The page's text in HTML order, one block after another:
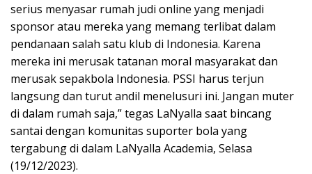
serius menyasar rumah judi online yang menjadi
sponsor atau mereka yang memang terlibat dalam
pendanaan salah satu klub di Indonesia. Karena
mereka ini merusak tatanan moral masyarakat dan
merusak sepakbola Indonesia. PSSI harus terjun
langsung dan turut andil menelusuri ini. Jangan muter
di dalam rumah saja,” tegas LaNyalla saat bincang
santai dengan komunitas suporter bola yang
tergabung di dalam LaNyalla Academia, Selasa
(19/12/2023).